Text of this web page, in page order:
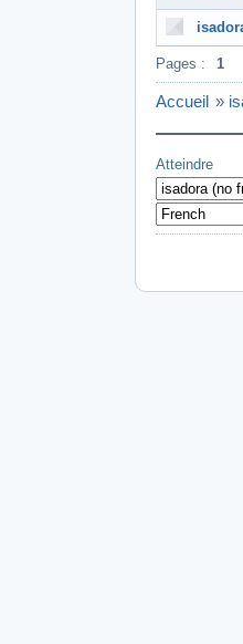
Pages : 1
Accueil »
Atteindre